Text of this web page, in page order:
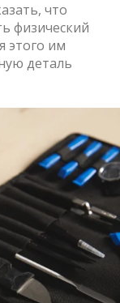
что
физический
этого им
деталь